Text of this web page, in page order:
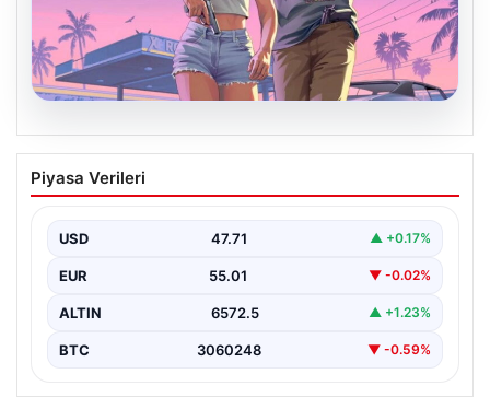
GTA 6’nın oynanış videosu 27
Ağustos’ta Netflix’te yayınlanacak
Ağustos’ta Netflix’te Yayınlanacak”, “content”: “ Güçlü
beklentilerin…
Piyasa Verileri
USD 47.71 ▲ +0.17%
EUR 55.01 ▼ -0.02%
ALTIN 6572.5 ▲ +1.23%
BTC 3060248 ▼ -0.59%